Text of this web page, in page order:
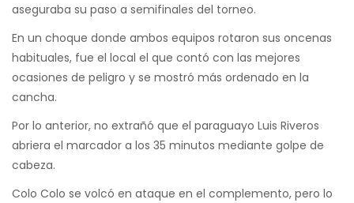
aseguraba su paso a semifinales del torneo.
En un choque donde ambos equipos rotaron sus oncenas
habituales, fue el local el que contó con las mejores
ocasiones de peligro y se mostró más ordenado en la
cancha.
Por lo anterior, no extrañó que el paraguayo Luis Riveros
abriera el marcador a los 35 minutos mediante golpe de
cabeza.
Colo Colo se volcó en ataque en el complemento, pero lo